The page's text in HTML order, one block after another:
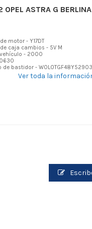
OPEL ASTRA G
motor - Y17DT
caja cambios - 5V M
- 2000
de bastidor -
Ver toda la